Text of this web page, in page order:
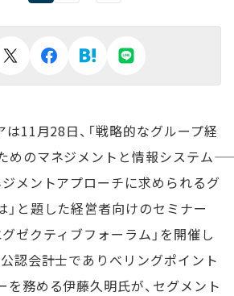
11月28日、「戦略的なグループ経
のマネジメントと情報システム――
ジメントアプローチに求められるグ
」と題した経営者向けのセミナー
ゼクティブフォーラム」を開催し
公認会計士でありべリングポイント
を務める伊藤久明氏が、セグメント